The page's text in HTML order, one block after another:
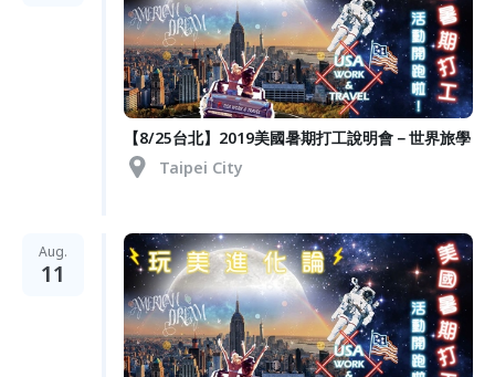
【8/25台北】2019美國暑期打工說明會－世界旅學
Taipei City
Aug.
11